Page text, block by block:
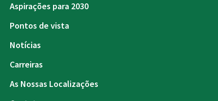
Aspirações para 2030
Pontos de vista
Notícias
Carreiras
As Nossas Localizações